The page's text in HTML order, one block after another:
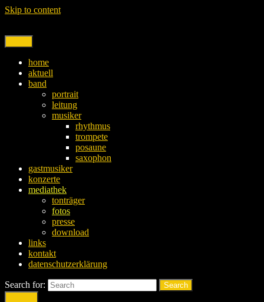
Skip to content
home
aktuell
band
portrait
leitung
musiker
rhythmus
trompete
posaune
saxophon
gastmusiker
konzerte
mediathek
tonträger
fotos
presse
download
links
kontakt
datenschutzerklärung
Search for:
Search